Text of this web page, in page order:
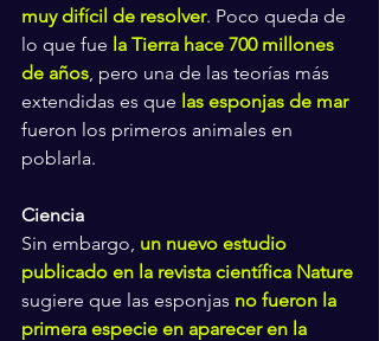
muy difícil de resolver. Poco queda de
lo que fue la Tierra hace 700 millones
de años , pero una de las teorías más
extendidas es que las esponjas de mar
fueron los primeros animales en
poblarla.
Ciencia
Sin embargo, un nuevo estudio
publicado en la revista científica Nature
sugiere que las esponjas no fueron la
primera especie en aparecer en la